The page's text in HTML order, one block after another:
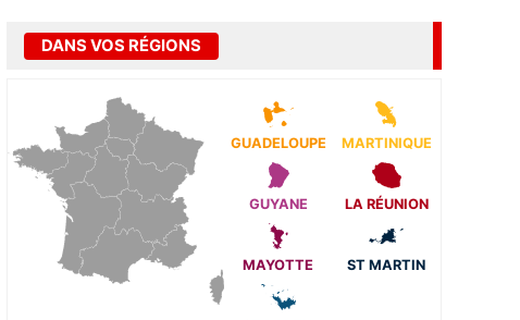
DANS VOS RÉGIONS
GUADELOUPE MARTINIQUE
GUYANE LA RÉUNION
MAYOTTE ST MARTIN